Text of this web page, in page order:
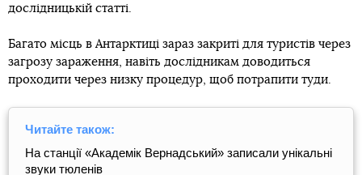
дослідницькій статті.
Багато місць в Антарктиці зараз закриті для туристів через
загрозу зараження, навіть дослідникам доводиться
проходити через низку процедур, щоб потрапити туди.
Читайте також:
На станції «Академік Вернадський» записали унікальні
звуки тюленів